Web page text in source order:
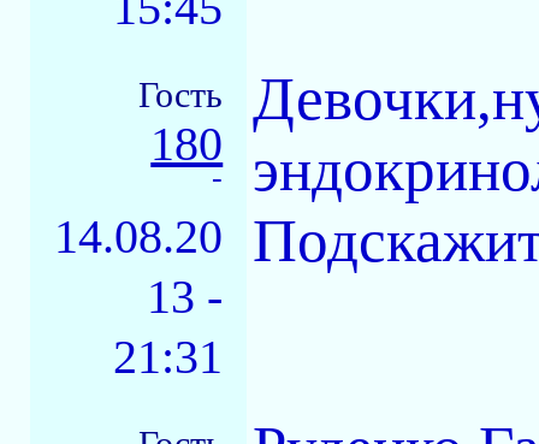
Гость
180
-
14.08.20
13 -
21:31